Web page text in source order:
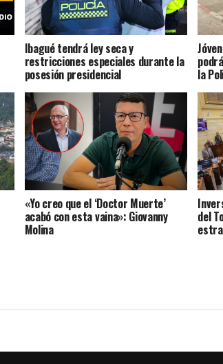
Ibagué tendrá ley seca y
restricciones especiales durante la
posesión presidencial la
«Yo creo que el ‘Doctor Muerte’
acabó con esta vaina»: Giovanny
Molina
del